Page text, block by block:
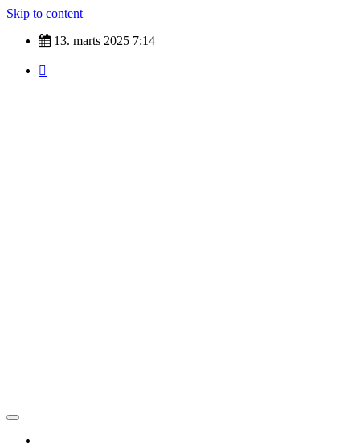
Skip to content
13. marts 2025 7:14